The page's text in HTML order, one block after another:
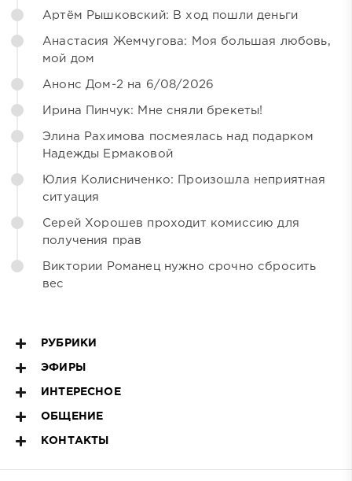
Артём Рышковский: В ход пошли деньги
Анастасия Жемчугова: Моя большая любовь,
мой дом
Анонс Дом-2 на 6/08/2026
Ирина Пинчук: Мне сняли брекеты!
Элина Рахимова посмеялась над подарком
Надежды Ермаковой
Юлия Колисниченко: Произошла неприятная
ситуация
Серей Хорошев проходит комиссию для
получения прав
Виктории Романец нужно срочно сбросить
вес
РУБРИКИ
ЭФИРЫ
ИНТЕРЕСНОЕ
ОБЩЕНИЕ
КОНТАКТЫ